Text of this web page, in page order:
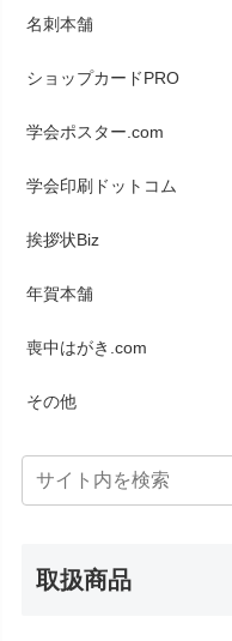
名刺本舗
ショップカードPRO
学会ポスター.com
学会印刷ドットコム
挨拶状Biz
年賀本舗
喪中はがき.com
その他
取扱商品